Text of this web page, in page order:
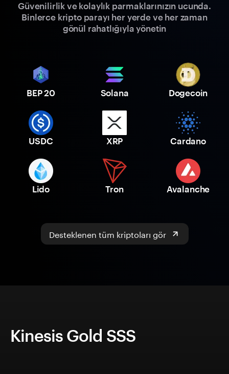
Güvenilirlik ve kolaylık parmaklarınızın ucunda.
Binlerce kripto parayı her yerde ve her zaman
gönül rahatlığıyla yönetin
BEP 20 Solana Dogecoin
USDC XRP Cardano
Lido Tron Avalanche
Desteklenen tüm kriptoları gör
Kinesis Gold SSS